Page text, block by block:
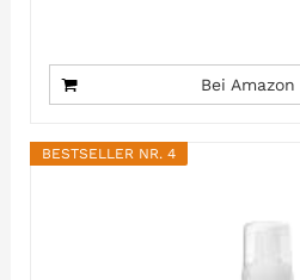
Bei
BESTSELLER NR. 4